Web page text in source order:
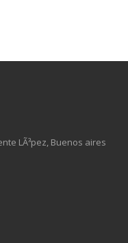
LÃ³pez, Buenos aires